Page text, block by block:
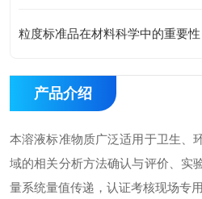
粒度标准品在材料科学中的重要性
产品介绍
本溶液标准物质广泛适用于卫生、
域的相关分析方法确认与评价、实
量系统量值传递，认证考核现场专用